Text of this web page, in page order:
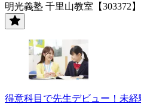
明光義塾 千里山教室【303372】
得意科目で先生デビュー！未